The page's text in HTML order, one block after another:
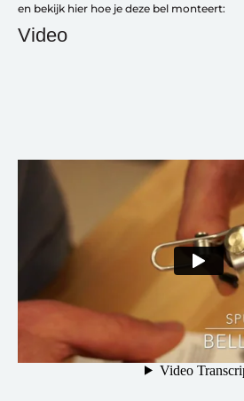
Over ons
Fietsonderdelen
Fietsbanden
en bekijk hier hoe je deze bel monteert:
Video